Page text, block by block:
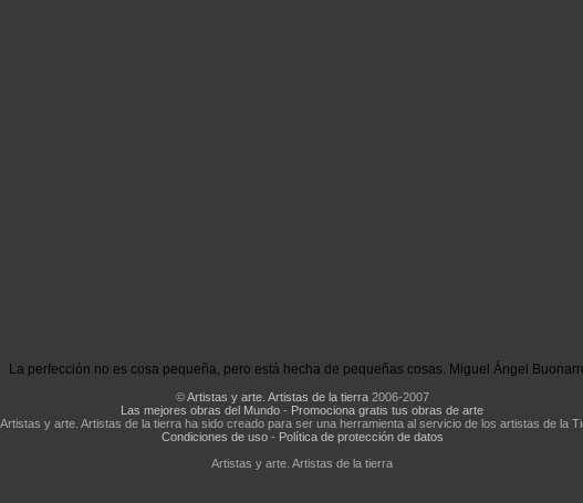
La perfección no es cosa pequeña, pero está hecha de pequeñas cosas. Miguel Ángel
©Artistas y arte. Artistas de la tierra2006-2007
Las mejores obras del Mundo - Promociona gratis tus obras de arte
Artistas y arte. Artistas de la tierra ha sido creado para ser una herramienta al servicio de los artistas de la
Condiciones de uso- Política de protección de datos
Artistas y arte. Artistas de la tierra